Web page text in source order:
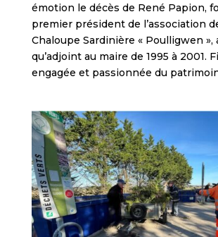
émotion le décès de René Papion,
premier président de l’association
Chaloupe Sardinière « Poulligwen »,
qu’adjoint au maire de 1995 à 2001.
engagée et passionnée du